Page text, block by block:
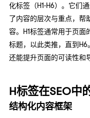
化标签（H1-H6）。它们
了内容的层次与重点，帮
容。H1标签通常用于页
标题，以此类推，直到H6
还能提升页面的可读性和
H标签在SEO中
结构化内容框架